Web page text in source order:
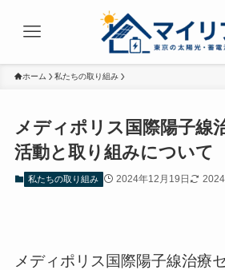
ホーム 私たちの取り組み
メディポリス国際陽子線
活動と取り組みについて
私たちの取り組み 2024年12月19日
メディポリス国際陽子線治療